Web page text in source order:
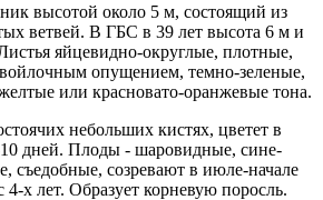
высотой около 5 м, состоящий из
ветвей. В ГБС в 39 лет высота 6 м и
яйцевидно-округлые, плотные,
опущением, темно-зеленые,
или красновато-оранжевые тона.
небольших кистях, цветет в
10 дней. Плоды - шаровидные, сине-
съедобные, созревают в июле-начале
4-х лет. Образует корневую поросль.